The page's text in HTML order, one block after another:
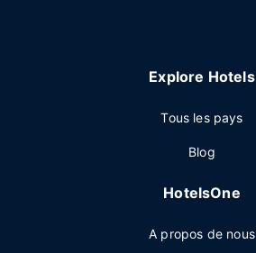
Explore Hotels
Tous les pays
Blog
HotelsOne
A propos de nous